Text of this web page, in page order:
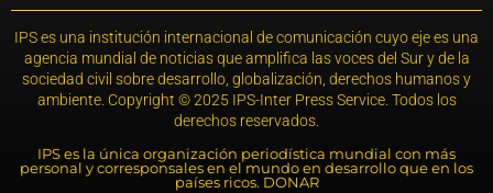
IPS es una institución internacional de comunicación cuyo eje es una
agencia mundial de noticias que amplifica las voces del Sur y de la
sociedad civil sobre desarrollo, globalización, derechos humanos y
ambiente. Copyright © 2025 IPS-Inter Press Service. Todos los
derechos reservados.
IPS es la única organización periodística mundial con más
personal y corresponsales en el mundo en desarrollo que en los
países ricos. DONAR